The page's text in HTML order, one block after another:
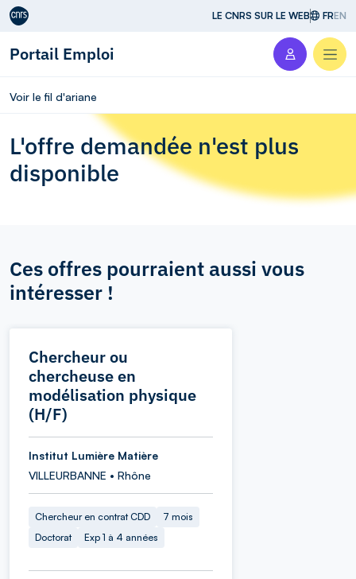
Aller au contenu LE CNRS SUR LE WEB FREN
Portail Emploi
Voir le fil d'ariane
L'offre demandée n'est plus
disponible
Ces offres pourraient aussi vous
intéresser !
Chercheur ou
chercheuse en
modélisation physique
(H/F)
Institut Lumière Matière
VILLEURBANNE • Rhône
Chercheur en contrat CDD
7 mois
Doctorat
Exp 1 à 4 années